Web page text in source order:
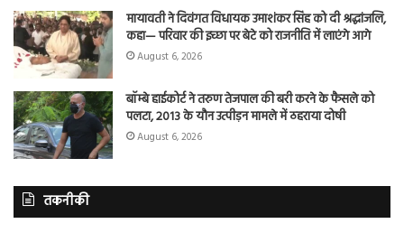
मायावती ने दिवंगत विधायक उमाशंकर सिंह को दी श्रद्धांजलि,
कहा— परिवार की इच्छा पर बेटे को राजनीति में लाएंगे आगे
August 6, 2026
बॉम्बे हाईकोर्ट ने तरुण तेजपाल की बरी करने के फैसले को
पलटा, 2013 के यौन उत्पीड़न मामले में ठहराया दोषी
August 6, 2026
तकनीकी